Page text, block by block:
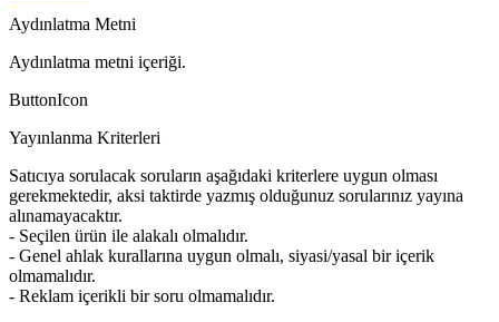
Aydınlatma Metni
Aydınlatma metni içeriği.
ButtonIcon
Yayınlanma Kriterleri
Satıcıya sorulacak soruların aşağıdaki kriterlere uygun olması
gerekmektedir, aksi taktirde yazmış olduğunuz sorularınız yayına
alınamayacaktır.
- Seçilen ürün ile alakalı olmalıdır.
- Genel ahlak kurallarına uygun olmalı, siyasi/yasal bir içerik
olmamalıdır.
- Reklam içerikli bir soru olmamalıdır.